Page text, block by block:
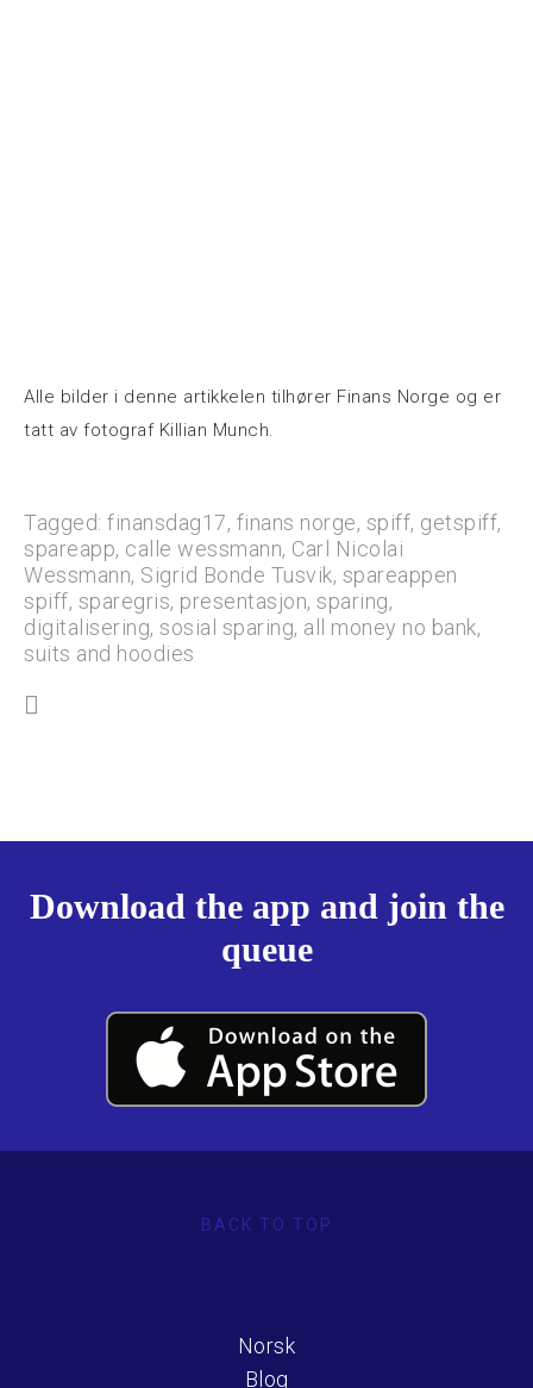
Alle bilder i denne artikkelen tilhører Finans Norge og er
tatt av fotograf Killian Munch.
Tagged: finansdag17, finans norge, spiff, getspiff,
spareapp, calle wessmann, Carl Nicolai
Wessmann, Sigrid Bonde Tusvik, spareappen
spiff, sparegris, presentasjon, sparing,
digitalisering, sosial sparing, all money no bank,
suits and hoodies
Download the app and join the
queue
BACK TO TOP
Norsk
Blog